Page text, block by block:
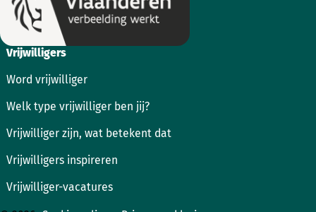
Vrijwilligers
Word vrijwilliger
Welk type vrijwilliger ben jij?
Vrijwilliger zijn, wat betekent dat
Vrijwilligers inspireren
Vrijwilliger-vacatures